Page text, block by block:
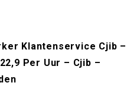
Klantenservice Cjib –
Per Uur – Cjib –